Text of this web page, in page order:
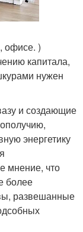
офисе. )
капитала,
нужен
и создающие
энергетику
мнение, что
более
развешанные